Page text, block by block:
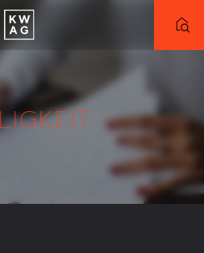
BESTAND